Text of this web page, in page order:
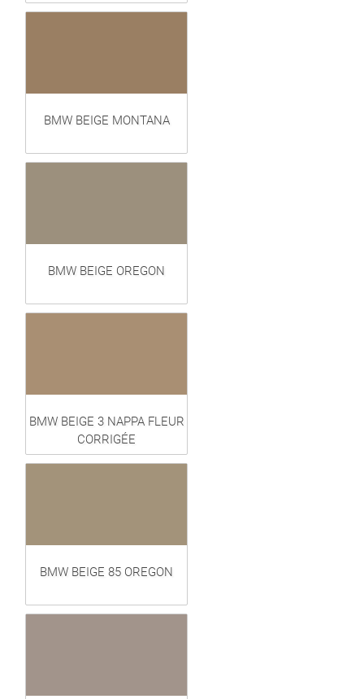
BMW BEIGE MONTANA
BMW BEIGE OREGON
BMW BEIGE 3 NAPPA FLEUR
CORRIGÉE
BMW BEIGE 85 OREGON